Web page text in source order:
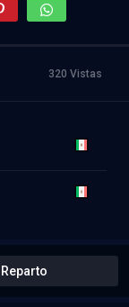
320 Vistas
Reparto